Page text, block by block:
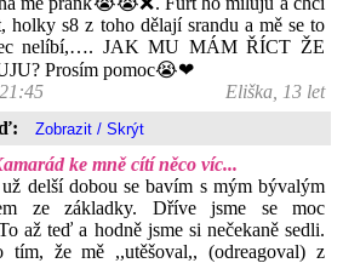
holky s8 z toho dělají srandu a mě se to
nelíbí,…. JAK MU MÁM ŘÍCT ŽE
Prosím pomoc😭❤
Eliška, 13 let
ke mně cítí něco víc...
delší dobou se bavím s mým bývalým
ze základky. Dříve jsme se moc
až teď a hodně jsme si nečekaně sedli.
tím, že mě ,,utěšoval,, (odreagoval) z